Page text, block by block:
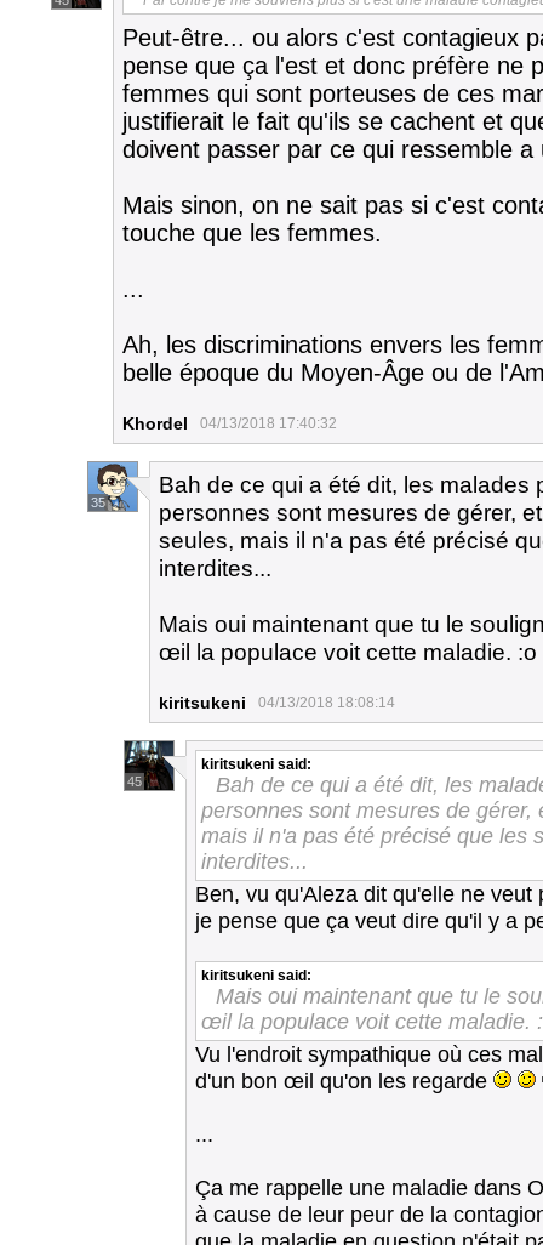
Peut-être... ou alors c'est contagieux
pense que ça l'est et donc préfère ne
femmes qui sont porteuses de ces
justifierait le fait qu'ils se cachent et
doivent passer par ce qui ressemble
Mais sinon, on ne sait pas si c'est
touche que les femmes.
...
Ah, les discriminations envers les
belle époque du Moyen-Âge ou de
Khordel 04/13/2018 17:40:32
35
Bah de ce qui a été dit, les
personnes sont mesures de gérer,
seules, mais il n'a pas été précisé
interdites...
Mais oui maintenant que tu le
œil la populace voit cette maladie. :o
kiritsukeni 04/13/2018 18:08:14
45
kiritsukeni said:
Bah de ce qui a été dit, les
personnes sont mesures de
mais il n'a pas été précisé que les
interdites...
Ben, vu qu'Aleza dit qu'elle ne
je pense que ça veut dire qu'il y a
kiritsukeni said:
Mais oui maintenant que tu le
œil la populace voit cette maladie.
Vu l'endroit sympathique où ces
d'un bon œil qu'on les regarde
...
Ça me rappelle une maladie dans
à cause de leur peur de la